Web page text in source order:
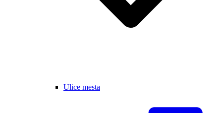
Ulice mesta